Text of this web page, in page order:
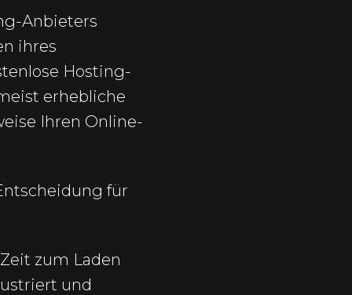
Anbieters
ihres
Hosting-
erhebliche
Ihren Online-
für
zum Laden
und